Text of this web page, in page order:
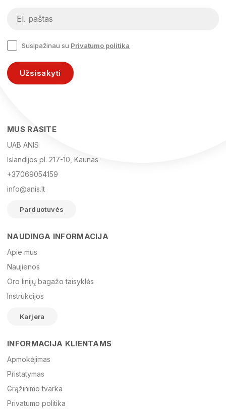
El. paštas
Žinutė
Susipažinau su Privatumo politika
Užsisakyti
MUS RASITE
UAB ANIS
Islandijos pl. 217-10, Kaunas
+37069054159
info@anis.lt
Parduotuvės
NAUDINGA INFORMACIJA
Apie mus
Naujienos
Oro linijų bagažo taisyklės
Instrukcijos
Karjera
INFORMACIJA KLIENTAMS
Apmokėjimas
Pristatymas
Grąžinimo tvarka
Privatumo politika